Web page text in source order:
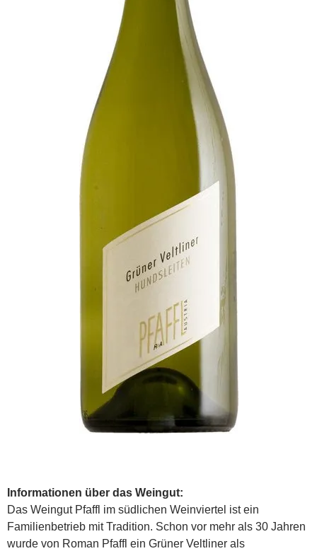
Informationen über das Weingut:
Das Weingut Pfaffl im südlichen Weinviertel ist ein
Familienbetrieb mit Tradition. Schon vor mehr als 30 Jahren
wurde von Roman Pfaffl ein Grüner Veltliner als